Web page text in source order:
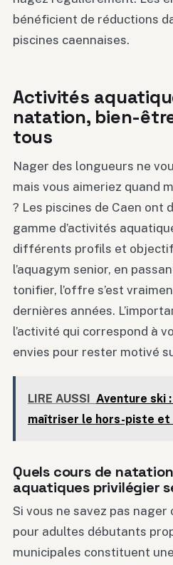
bénéficient de réductions
piscines caennaises.
Activités
natation, bien-
tous
Nager des longueurs ne
mais vous aimeriez quand
? Les piscines de Caen ont
gamme d’activités
différents profils et
l’aquagym senior, en
tonifier, l’offre s’est
dernières années.
l’activité qui correspond à
envies pour rester motivé
LIRE AUSSI Aventure ski
maîtriser le hors-piste et
Quels cours de
aquatiques privilégier
Si vous ne savez pas
pour adultes débutants
municipales constituent